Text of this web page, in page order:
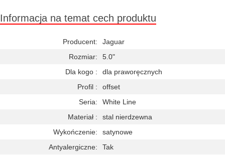
Informacja na temat cech produktu
Producent:
Jaguar
Rozmiar:
5.0"
Dla kogo :
dla praworęcznych
Profil :
offset
Seria:
White Line
Materiał :
stal nierdzewna
Wykończenie:
satynowe
Antyalergiczne:
Tak